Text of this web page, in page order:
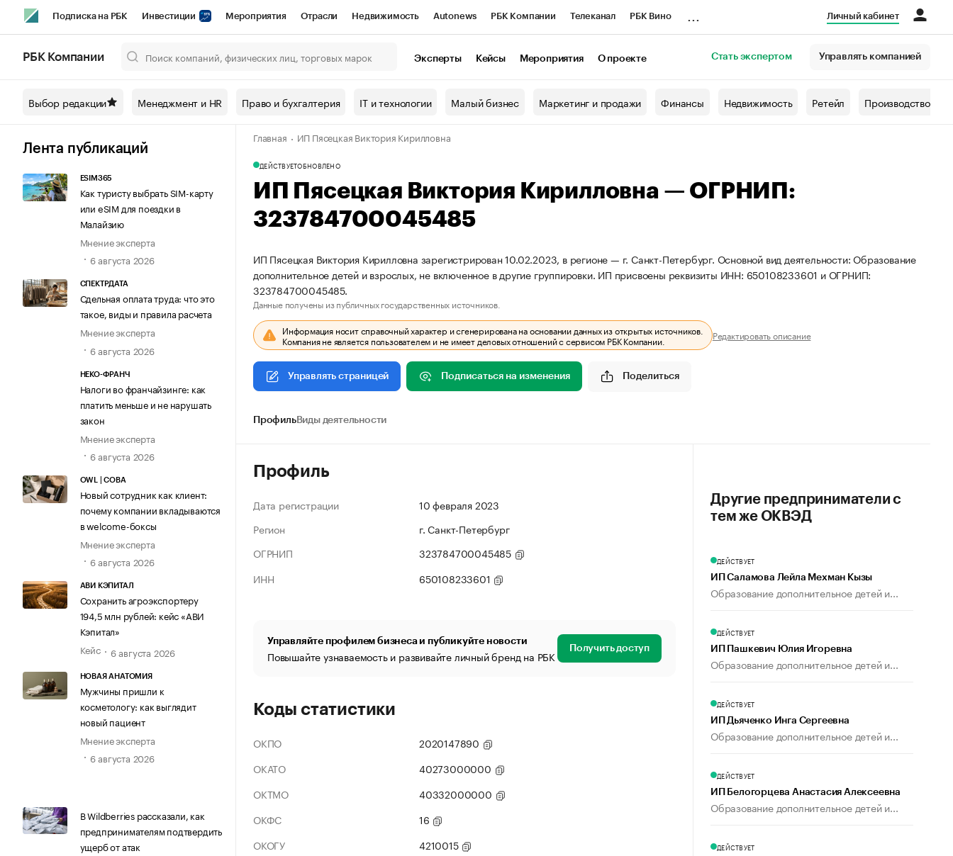
Подписка на РБК Инвестиции Мероприятия Отрасли Недвижимость Autonews РБК Компании Телеканал РБК Вино
Спецпроекты СПб Конференции СПб Спецпроекты Проверка контрагентов
Технологии и медиа Рынок наличной валюты
Личный кабинет
РБК Компании Эксперты Кейсы Мероприятия О проекте Стать экспертом Управлять компанией
Выбор редакции Менеджмент и HR Право и бухгалтерия IT и технологии Малый бизнес Маркетинг и продажи Финансы Недвижимость Ретейл Производство
Лента публикаций
ESIM365
Как туристу выбрать SIM-карту
или eSIM для поездки в
Малайзию
Мнение эксперта
6 августа 2026
СПЕКТРДАТА
Сдельная оплата труда: что это
такое, виды и правила расчета
Мнение эксперта
6 августа 2026
НЕКО-ФРАНЧ
Налоги во франчайзинге: как
платить меньше и не нарушать
закон
Мнение эксперта
6 августа 2026
OWL | СОВА
Новый сотрудник как клиент:
почему компании вкладываются
в welcome-боксы
Мнение эксперта
6 августа 2026
АВИ КЭПИТАЛ
Сохранить агроэкспортеру
194,5 млн рублей: кейс «АВИ
Кэпитал»
Кейс
6 августа 2026
НОВАЯ АНАТОМИЯ
Мужчины пришли к
косметологу: как выглядит
новый пациент
Мнение эксперта
6 августа 2026
В Wildberries рассказали, как
предпринимателям подтвердить
ущерб от атак
Главная ИП Пясецкая Виктория Кирилловна
ДЕЙСТВУЕТОБНОВЛЕНО
ИП Пясецкая Виктория Кирилловна — ОГРНИП:
323784700045485
ИП Пясецкая Виктория Кирилловна зарегистрирован 10.02.2023, в регионе — г. Санкт-Петербург. Основной вид деятельности: Образование
дополнительное детей и взрослых, не включенное в другие группировки. ИП присвоены реквизиты ИНН: 650108233601 и ОГРНИП:
323784700045485.
Данные получены из публичных государственных источников.
Информация носит справочный характер и сгенерирована на основании данных из открытых источников.
Компания не является пользователем и не имеет деловых отношений с сервисом РБК Компании. Редактировать описание
Управлять страницей Подписаться на изменения Поделиться
ПрофильВиды деятельности
Профиль
Дата регистрации
10 февраля 2023
Регион
г. Санкт-Петербург
ОГРНИП
323784700045485
ИНН
650108233601
Управляйте профилем бизнеса и публикуйте новости
Повышайте узнаваемость и развивайте личный бренд на РБК Получить доступ
Коды статистики
ОКПО
2020147890
ОКАТО
40273000000
ОКТМО
40332000000
ОКФС
16
ОКОГУ
4210015
Другие предприниматели с
тем же ОКВЭД
ДЕЙСТВУЕТ
ИП Саламова Лейла Мехман Кызы
Образование дополнительное детей и...
ДЕЙСТВУЕТ
ИП Пашкевич Юлия Игоревна
Образование дополнительное детей и...
ДЕЙСТВУЕТ
ИП Дьяченко Инга Сергеевна
Образование дополнительное детей и...
ДЕЙСТВУЕТ
ИП Белогорцева Анастасия Алексеевна
Образование дополнительное детей и...
ДЕЙСТВУЕТ